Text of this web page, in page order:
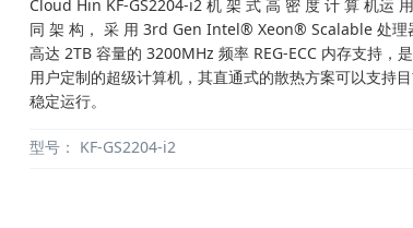
Cloud Hin KF-GS2204-i2 机 架 式 高 密 度 计 算 机运
同 架 构， 采 用 3rd Gen Intel® Xeon® Scalable 处理
高达 2TB 容量的 3200MHz 频率 REG-ECC 内存支持，
用户定制的超级计算机，其直通式的散热方案可以支持
稳定运行。
型号： KF-GS2204-i2